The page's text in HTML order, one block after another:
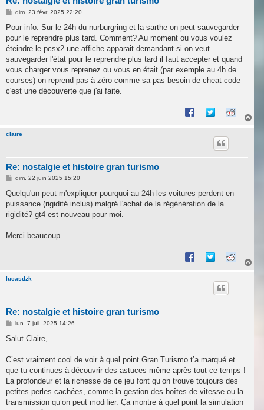
M
s
a
g
dim. 23 févr. 2025 22:20
Pour info. Sur le 24h du nurburgring et la sarthe on peut sauvegarder
pour le reprendre plus tard. Comment? Au moment ou vous voulez
éteindre le pcsx2 une affiche apparait demandant si on veut
sauvegarder l'état pour le reprendre plus tard il faut accepter et quand
vous charger vous reprenez ou vous en était (par exemple au 4h de
courses) on reprend pas à zéro comme sa pas besoin de cheat code
c'est une découverte que j'ai faite.
claire
Re: nostalgie et histoire gran turismo
M
s
a
g
e
dim. 22 juin 2025 15:20
Quelqu'un peut m'expliquer pourquoi au 24h les voitures perdent en
puissance (rigidité inclus) malgré l'achat de la régénération de la
rigidité? gt4 est nouveau pour moi.
Merci beaucoup.
lucasdzk
Re: nostalgie et histoire gran turismo
M
s
g
lun. 7 juil. 2025 14:26
Salut Claire,
C’est vraiment cool de voir à quel point Gran Turismo t’a marqué et
que tu continues à découvrir des astuces même après tout ce temps !
La profondeur et la richesse de ce jeu font qu’on trouve toujours des
petites perles cachées, comme la gestion des boîtes de vitesse ou la
transmission qu’on peut modifier. Ça montre à quel point la simulation